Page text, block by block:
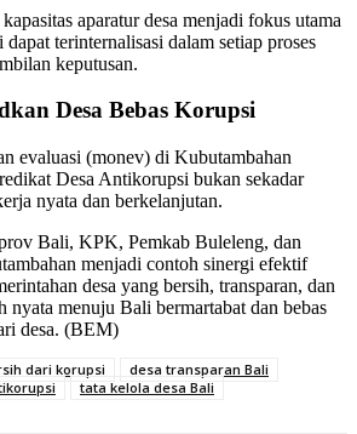
aparatur desa menjadi fokus utama
terinternalisasi dalam setiap proses
keputusan.
Desa Bebas Korupsi
evaluasi (monev) di Kubutambahan
Desa Antikorupsi bukan sekadar
nyata dan berkelanjutan.
Bali, KPK, Pemkab Buleleng, dan
menjadi contoh sinergi efektif
desa yang bersih, transparan, dan
menuju Bali bermartabat dan bebas
desa. (BEM)
dari korupsi
desa transparan Bali
tata kelola desa Bali